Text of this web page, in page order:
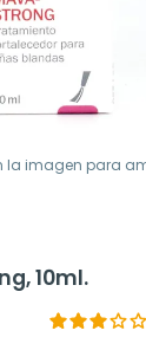
la imagen para
10ml.